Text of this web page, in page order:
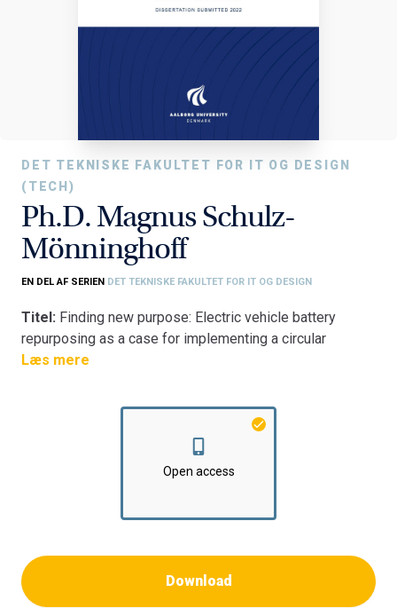
DET TEKNISKE FAKULTET FOR IT OG DESIGN
(TECH)
Ph.D. Magnus Schulz-
Mönninghoff
EN DEL AF SERIEN DET TEKNISKE FAKULTET FOR IT OG DESIGN
Titel: Finding new purpose: Electric vehicle battery
repurposing as a case for implementing a circular
economy in automotive industry
Institut for Planlægning
Læs mere
Open access
Download